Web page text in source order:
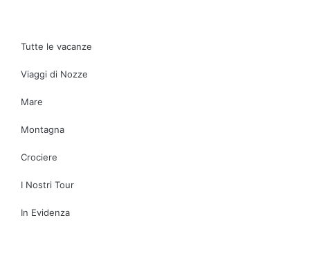
Tutte le vacanze
Viaggi di Nozze
Mare
Montagna
Crociere
I Nostri Tour
In Evidenza